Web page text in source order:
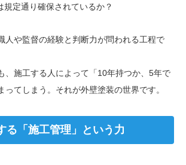
規定通り確保されているか？
人や監督の経験と判断力が問われる工程で
、施工する人によって「10年持つか、5年で
ってしまう。それが外壁塗装の世界です。
る「施工管理」という力